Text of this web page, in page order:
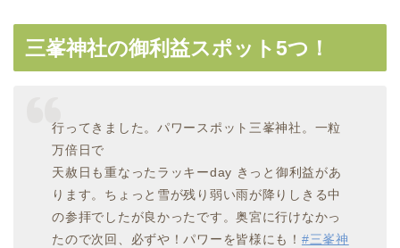
三峯神社の御利益スポット5つ！
行ってきました。パワースポット三峯神社。一粒
万倍日で
天赦日も重なったラッキーday きっと御利益があ
ります。ちょっと雪が残り弱い雨が降りしきる中
の参拝でしたが良かったです。奥宮に行けなかっ
たので次回、必ずや！パワーを皆様にも！ #三峯神